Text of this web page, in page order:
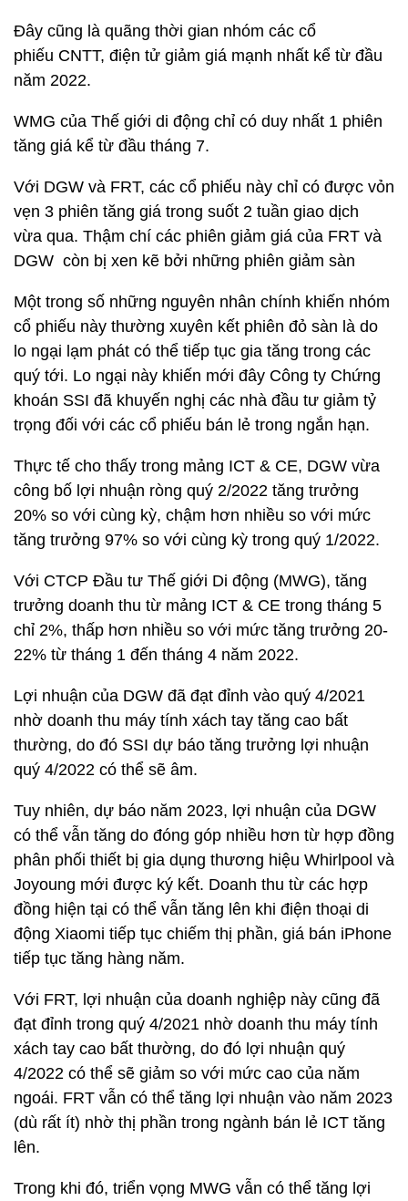
Đây cũng là quãng thời gian nhóm các cổ
phiếu CNTT, điện tử giảm giá mạnh nhất kể từ đầu
năm 2022.
WMG của Thế giới di động chỉ có duy nhất 1 phiên
tăng giá kể từ đầu tháng 7.
Với DGW và FRT, các cổ phiếu này chỉ có được vỏn
vẹn 3 phiên tăng giá trong suốt 2 tuần giao dịch
vừa qua. Thậm chí các phiên giảm giá của FRT và
DGW còn bị xen kẽ bởi những phiên giảm sàn
Một trong số những nguyên nhân chính khiến nhóm
cổ phiếu này thường xuyên kết phiên đỏ sàn là do
lo ngại lạm phát có thể tiếp tục gia tăng trong các
quý tới. Lo ngại này khiến mới đây Công ty Chứng
khoán SSI đã khuyến nghị các nhà đầu tư giảm tỷ
trọng đối với các cổ phiếu bán lẻ trong ngắn hạn.
Thực tế cho thấy trong mảng ICT & CE, DGW vừa
công bố lợi nhuận ròng quý 2/2022 tăng trưởng
20% so với cùng kỳ, chậm hơn nhiều so với mức
tăng trưởng 97% so với cùng kỳ trong quý 1/2022.
Với CTCP Đầu tư Thế giới Di động (MWG), tăng
trưởng doanh thu từ mảng ICT & CE trong tháng 5
chỉ 2%, thấp hơn nhiều so với mức tăng trưởng 20-
22% từ tháng 1 đến tháng 4 năm 2022.
Lợi nhuận của DGW đã đạt đỉnh vào quý 4/2021
nhờ doanh thu máy tính xách tay tăng cao bất
thường, do đó SSI dự báo tăng trưởng lợi nhuận
quý 4/2022 có thể sẽ âm.
Tuy nhiên, dự báo năm 2023, lợi nhuận của DGW
có thể vẫn tăng do đóng góp nhiều hơn từ hợp đồng
phân phối thiết bị gia dụng thương hiệu Whirlpool và
Joyoung mới được ký kết. Doanh thu từ các hợp
đồng hiện tại có thể vẫn tăng lên khi điện thoại di
động Xiaomi tiếp tục chiếm thị phần, giá bán iPhone
tiếp tục tăng hàng năm.
Với FRT, lợi nhuận của doanh nghiệp này cũng đã
đạt đỉnh trong quý 4/2021 nhờ doanh thu máy tính
xách tay cao bất thường, do đó lợi nhuận quý
4/2022 có thể sẽ giảm so với mức cao của năm
ngoái. FRT vẫn có thể tăng lợi nhuận vào năm 2023
(dù rất ít) nhờ thị phần trong ngành bán lẻ ICT tăng
lên.
Trong khi đó, triển vọng MWG vẫn có thể tăng lợi